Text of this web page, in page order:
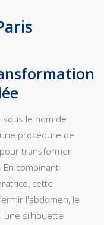
sous le nom de
procédure de
transformer
combinant
cette
l'abdomen, le
une silhouette